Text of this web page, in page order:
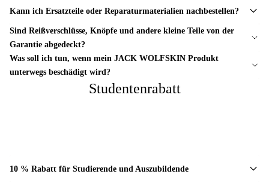
Kann ich Ersatzteile oder Reparaturmaterialien nachbestellen?
Sind Reißverschlüsse, Knöpfe und andere kleine Teile von der
Garantie abgedeckt?
Was soll ich tun, wenn mein JACK WOLFSKIN Produkt
unterwegs beschädigt wird?
Studentenrabatt
10 % Rabatt für Studierende und Auszubildende